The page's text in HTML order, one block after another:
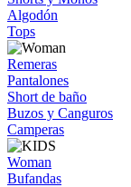
Algodón
Tops
Remeras
Pantalones
Short de baño
Buzos y Canguros
Camperas
Woman
Bufandas